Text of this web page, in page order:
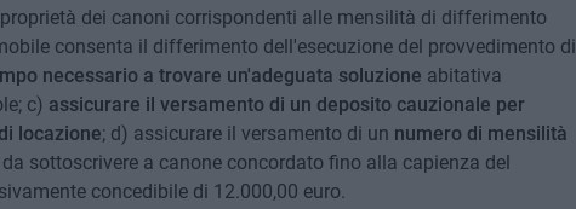
dei canoni corrispondenti alle mensilità di differimento
consenta il differimento dell'esecuzione del provvedimento di
necessario a trovare un'adeguata soluzione abitativa
c) assicurare il versamento di un deposito cauzionale per
locazione; d) assicurare il versamento di un numero di mensilità
sottoscrivere a canone concordato fino alla capienza del
concedibile di 12.000,00 euro.